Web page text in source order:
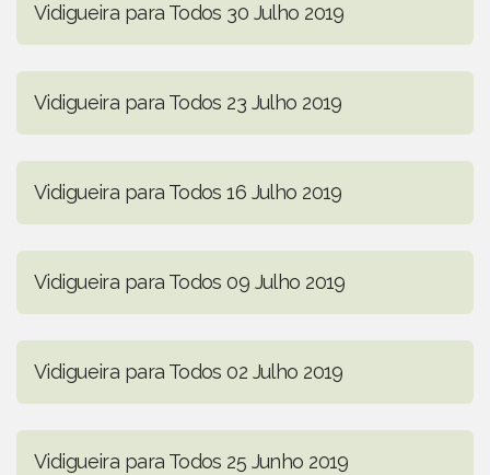
Vidigueira para Todos 30 Julho 2019
Vidigueira para Todos 23 Julho 2019
Vidigueira para Todos 16 Julho 2019
Vidigueira para Todos 09 Julho 2019
Vidigueira para Todos 02 Julho 2019
Vidigueira para Todos 25 Junho 2019